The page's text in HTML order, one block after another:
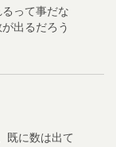
って事だな
出るだろう
既に数は出て